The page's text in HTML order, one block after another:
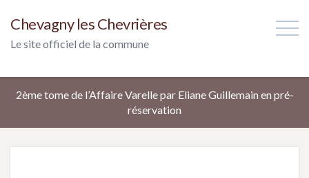
Chevagny les Chevrières
Le site officiel de la commune
2ème tome de l’Affaire Varelle par Eliane Guillemain en pré-
réservation